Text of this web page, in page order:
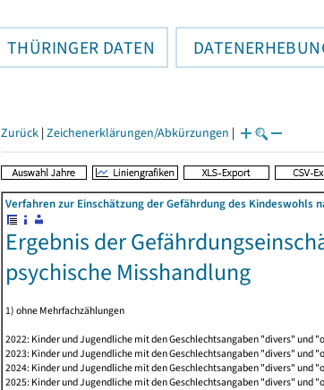
THÜRINGER DATEN
Zurück | Zeichenerklärungen/Abkürzungen |
Verfahren zur Einschätzung der Gefährdung des
Ergebnis der
psychische Misshandlung
1) ohne Mehrfachzählungen
2022: Kinder und Jugendliche mit den Geschlechtsangaben "divers" und
2023: Kinder und Jugendliche mit den Geschlechtsangaben "divers" und
2024: Kinder und Jugendliche mit den Geschlechtsangaben "divers" und
2025: Kinder und Jugendliche mit den Geschlechtsangaben "divers" und